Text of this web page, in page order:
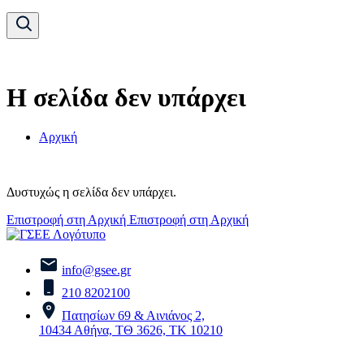
Η σελίδα δεν υπάρχει
Αρχική
Δυστυχώς η σελίδα δεν υπάρχει.
Επιστροφή στη Αρχική Επιστροφή στη Αρχική
info@gsee.gr
210 8202100
Πατησίων 69 & Αινιάνος 2,
10434 Αθήνα, ΤΘ 3626, ΤΚ 10210